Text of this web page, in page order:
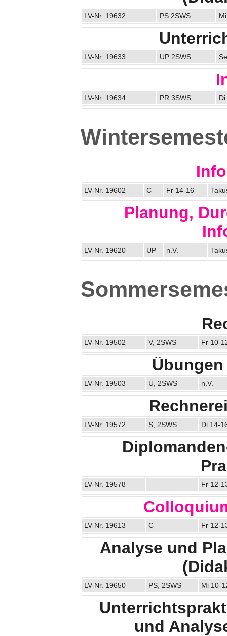
LV-Nr. 19632 PS 2SWS
LV-Nr. 19633 UP 2SWS
LV-Nr. 19634 PR 3SWS
LV-Nr. 19602 C Fr 14-16
Planung,
LV-Nr. 19620 UP n.V.
LV-Nr. 19502 V, 2SWS Fr 10-
LV-Nr. 19503 Ü, 2SWS n.V.
LV-Nr. 19572 S, 2SWS Di 14-
LV-Nr. 19578 Fr 12-
LV-Nr. 19613 C Fr 12-
Analyse und
LV-Nr. 19650 PS, 2SWS Mi 10-
und